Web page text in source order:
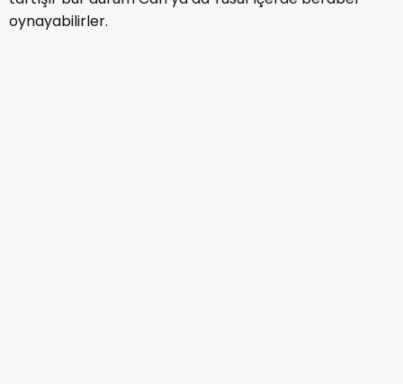
oynayabilirler.